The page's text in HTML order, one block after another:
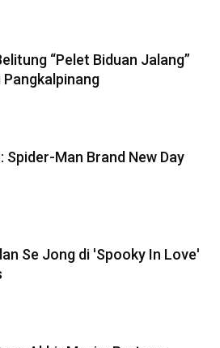
“Pelet Biduan Jalang”
Spider-Man Brand New Day
Se Jong di 'Spooky In Love'